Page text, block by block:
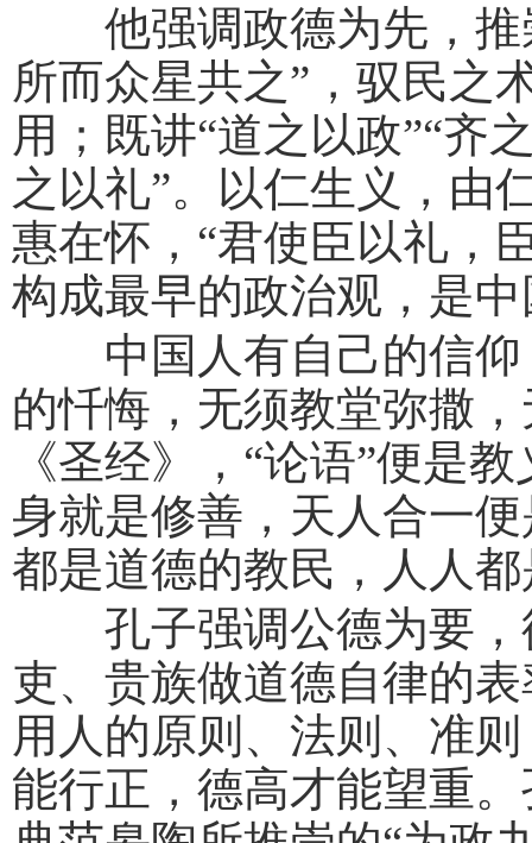
他强调政德为先，推
所而众星共之”，驭民之
用；既讲“道之以政”“齐
之以礼”。以仁生义，由
惠在怀，“君使臣以礼，
构成最早的政治观，是
中国人有自己的信仰
的忏悔，无须教堂弥撒
《圣经》，“论语”便是
身就是修善，天人合一
都是道德的教民，人人
孔子强调公德为要，
吏、贵族做道德自律的
用人的原则、法则、准
能行正，德高才能望重